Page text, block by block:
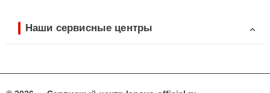
Наши сервисные центры